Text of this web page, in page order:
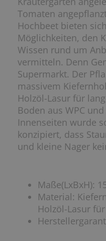
Tomaten
Hochbeet bieten
Möglichkeiten, den
Wissen rund um
vermitteln. Denn
Supermarkt. Der
massivem
Holzöl-Lasur für
Boden aus WPC
Innenseiten wurde
konzipiert, dass
und kleine Nager
Maße(LxBxH):
Material:
Holzöl-Lasur